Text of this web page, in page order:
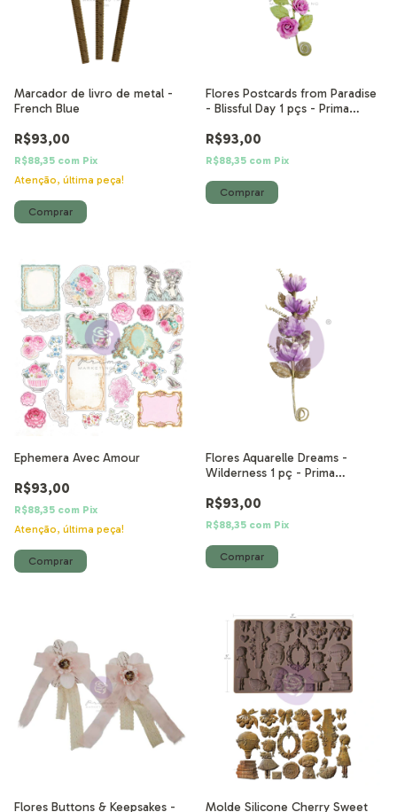
Marcador de livro de metal -
French Blue
R$93,00
R$88,35 com Pix
Atenção, última peça!
Flores Postcards from Paradise
- Blissful Day 1 pçs - Prima
R$93,00
R$88,35 com Pix
Ephemera Avec Amour
R$93,00
R$88,35 com Pix
Atenção, última peça!
Flores Aquarelle Dreams -
Wilderness 1 pç - Prima
R$93,00
R$88,35 com Pix
Flores Buttons & Keepsakes -
Molde Silicone Cherry Sweet